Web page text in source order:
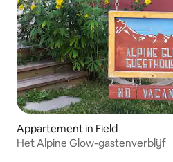
Appartement in Field
Het Alpine Glow-gastenverblijf